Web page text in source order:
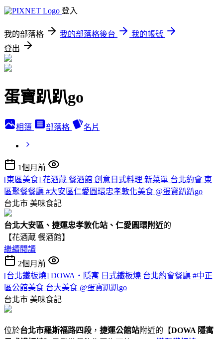
登入
我的部落格 我的部落格後台
我的帳號
登出
蛋寶趴趴go
相簿 部落格 名片
1個月前
[東區美食] 花酒蔵 餐酒館 創意日式料理 新菜單 台北約會 東
區聚餐餐廳 #大安區仁愛圓環忠孝敦化美食 @蛋寶趴趴go
台北市 美味食記
台北大安區、捷運忠孝敦化站、仁愛圓環附近的
【花酒蔵 餐酒館】
繼續閱讀
2個月前
[台北鐵板燒] DOWA・隱寓 日式鐵板燒 台北約會餐廳 #中正
區公館美食 台大美食 @蛋寶趴趴go
台北市 美味食記
位於台北市羅斯福路四段 ， 捷運公館站附近的【DOWA 隱寓